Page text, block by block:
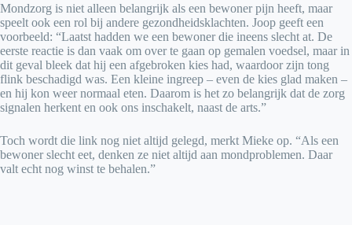
Mondzorg is niet alleen belangrijk als een bewoner pijn heeft, maar
speelt ook een rol bij andere gezondheidsklachten. Joop geeft een
voorbeeld: “Laatst hadden we een bewoner die ineens slecht at. De
eerste reactie is dan vaak om over te gaan op gemalen voedsel, maar in
dit geval bleek dat hij een afgebroken kies had, waardoor zijn tong
flink beschadigd was. Een kleine ingreep – even de kies glad maken –
en hij kon weer normaal eten. Daarom is het zo belangrijk dat de zorg
signalen herkent en ook ons inschakelt, naast de arts.”
Toch wordt die link nog niet altijd gelegd, merkt Mieke op. “Als een
bewoner slecht eet, denken ze niet altijd aan mondproblemen. Daar
valt echt nog winst te behalen.”